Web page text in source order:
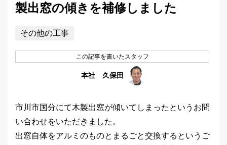
製出窓の傾きを補修しました
その他の工事
この記事を書いたスタッフ
本社 久保田
市川市国分にて木製出窓が傾いてしまったというお問
い合わせをいただきました。
出窓自体をアルミのものとまるごと交換するというご